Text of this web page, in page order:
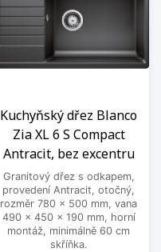
Kuchyňský dřez Blanco
Zia XL 6 S Compact
Antracit, bez excentru
Granitový dřez s odkapem,
provedení Antracit, otočný,
rozměr 780 x 500 mm, vana
490 x 450 x 190 mm, horní
montáž, minimálně 60 cm
skříňka.